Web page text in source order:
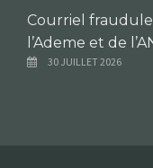
Courriel
l’Ademe et de
30 JUILLET 2026